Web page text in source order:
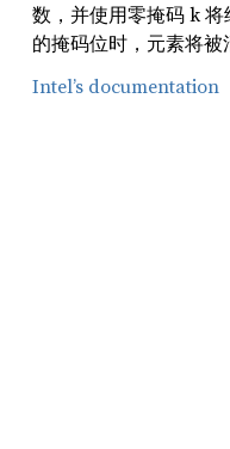
数，并使用零掩码 k
的掩码位时，元素将被
Intel’s documentation